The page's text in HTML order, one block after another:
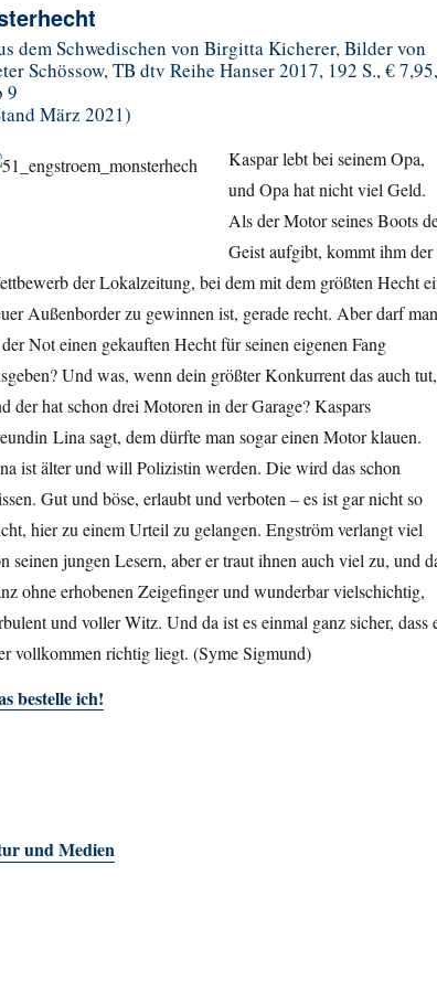
dem Schwedischen von Birgitta Kicherer, Bilder von
Schössow, TB dtv Reihe Hanser 2017, 192 S., € 7,95,
9
März 2021)
Kaspar lebt bei seinem Opa,
und Opa hat nicht viel Geld.
Als der Motor seines Boots
Geist aufgibt, kommt ihm der
der Lokalzeitung, bei dem mit dem größten Hecht
Außenborder zu gewinnen ist, gerade recht. Aber darf man
Not einen gekauften Hecht für seinen eigenen Fang
Und was, wenn dein größter Konkurrent das auch tut,
der hat schon drei Motoren in der Garage? Kaspars
Lina sagt, dem dürfte man sogar einen Motor klauen.
ist älter und will Polizistin werden. Die wird das schon
Gut und böse, erlaubt und verboten – es ist gar nicht so
hier zu einem Urteil zu gelangen. Engström verlangt viel
seinen jungen Lesern, aber er traut ihnen auch viel zu, und
ohne erhobenen Zeigefinger und wunderbar vielschichtig,
und voller Witz. Und da ist es einmal ganz sicher, dass
vollkommen richtig liegt. (Syme Sigmund)
bestelle ich!
und Medien